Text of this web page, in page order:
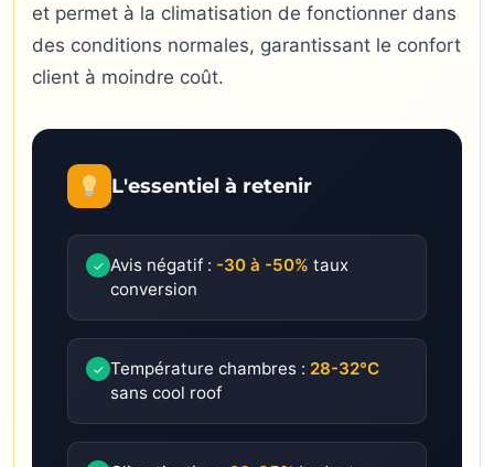
et permet à la climatisation de fonctionner dans
des conditions normales, garantissant le confort
client à moindre coût.
L'essentiel à retenir
✓ Avis négatif : -30 à -50% taux
conversion
✓ Température chambres : 28-32°C
sans cool roof